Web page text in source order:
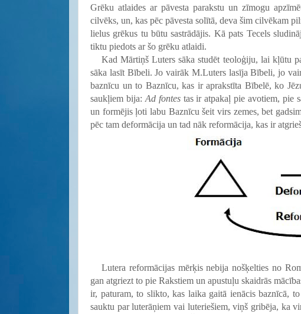
Grēku atlaides ar pāvesta parakstu un zīmogu
cilvēks, un, kas pēc pāvesta solītā, deva šim cilvēkam
lielus grēkus tu būtu sastrādājis. Kā pats Tecels
tiktu piedots ar šo grēku atlaidi.
Kad Mārtiņš Luters sāka studēt teoloģiju, lai kļūtu
sāka lasīt Bībeli. Jo vairāk M.Luters lasīja Bībeli, jo
baznīcu un to Baznīcu, kas ir aprakstīta Bībelē, ko
saukļiem bija: Ad fontestas ir atpakaļ pie avotiem, pie
un formējis ļoti labu Baznīcu šeit virs zemes, bet
pēc tam deformācija un tad nāk reformācija, kas ir
Lutera reformācijas mērķis nebija nošķelties no
gan atgriezt to pie Rakstiem un apustuļu skaidrās
ir, paturam, to slikto, kas laika gaitā ienācis baznīcā,
sauktu par luterāņiem vai luteriešiem, viņš gribēja, ka